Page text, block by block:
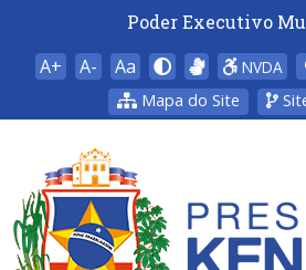
Poder Executivo
A+ A- Aa NVDA
Mapa do Site